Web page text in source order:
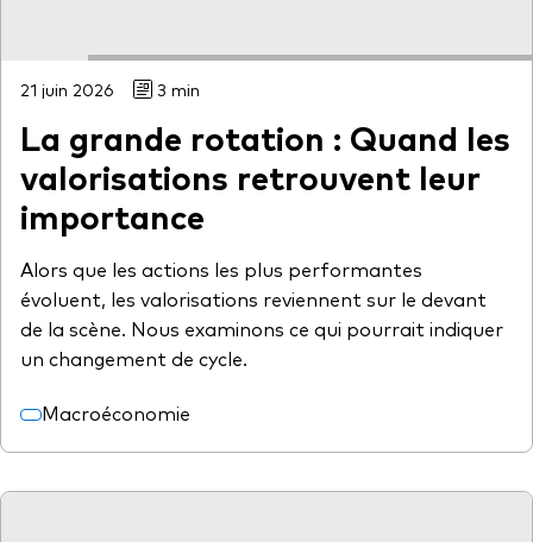
21 juin 2026 3 min
La grande rotation : Quand les
valorisations retrouvent leur
importance
Alors que les actions les plus performantes
évoluent, les valorisations reviennent sur le devant
de la scène. Nous examinons ce qui pourrait indiquer
un changement de cycle.
Macroéconomie